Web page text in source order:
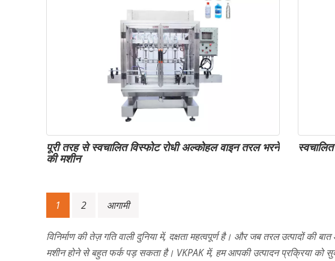
पूरी तरह से स्वचालित विस्फोट रोधी अल्कोहल वाइन तरल भरने
की मशीन
पोस्ट्स
नेविगेशन
1 2 आगामी
विनिर्माण की तेज़ गति वाली दुनिया में, दक्षता महत्वपूर्ण है। और जब तरल उत्पादों
मशीन होने से बहुत फर्क पड़ सकता है। VKPAK में, हम आपकी उत्पादन प्रक्रिया को